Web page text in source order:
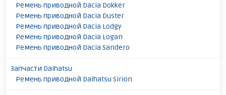
Ремень приводной Dacia Dokker
Ремень приводной Dacia Duster
Ремень приводной Dacia Lodgy
Ремень приводной Dacia Logan
Ремень приводной Dacia Sandero
Запчасти Daihatsu
Ремень приводной Daihatsu Sirion